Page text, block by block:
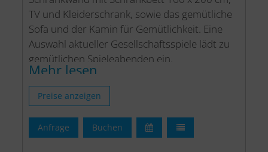
TV und Kleiderschrank, sowie das gemütliche
Sofa und der Kamin für Gemütlichkeit. Eine
Auswahl aktueller Gesellschaftsspiele lädt zu
gemütlichen Spieleabenden ein.
Im hinteren Bereich finden Sie die bequeme
Ledereckbank mit Sitzbank und den Esstisch
aus massiver Wildeiche. Die umlaufende
Spaltholzwand mit Beleuchtung sorgt für
Mehr lesen
Preise anzeigen
Anfrage Buchen